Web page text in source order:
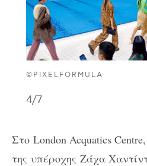
©PIXELFORMULA
4/7
Στο London Acquatics Centre,
της υπέροχης Ζάχα